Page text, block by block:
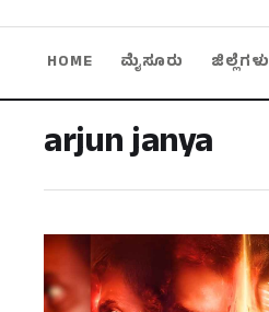
HOME ಮೈಸೂರು ಜಿಲ್ಲೆಗಳು
arjun janya